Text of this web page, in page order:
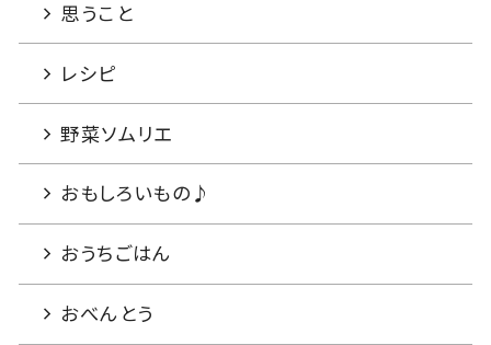
思うこと
レシピ
野菜ソムリエ
おもしろいもの♪
おうちごはん
おべんとう